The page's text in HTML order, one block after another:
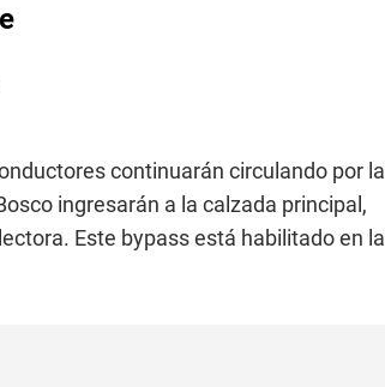
continuarán circulando por la
ingresarán a la calzada principal,
Este bypass está habilitado en la